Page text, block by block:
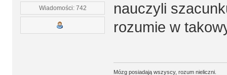
Wiadomości: 742
nauczyli
rozumie w
Mózg posiadają wszyscy, rozum nieliczni.